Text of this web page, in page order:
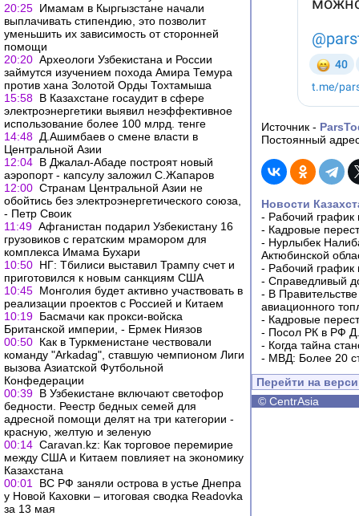
20:25 Имамам в Кыргызстане начали
выплачивать стипендию, это позволит
уменьшить их зависимость от сторонней
помощи
20:20 Археологи Узбекистана и России
займутся изучением похода Амира Темура
против хана Золотой Орды Тохтамыша
15:58 В Казахстане госаудит в сфере
электроэнергетики выявил неэффективное
использование более 100 млрд. тенге
14:48 Д.Ашимбаев о смене власти в
Центральной Азии
12:04 В Джалал-Абаде построят новый
аэропорт - капсулу заложил С.Жапаров
12:00 Странам Центральной Азии не
обойтись без электроэнергетического союза,
- Петр Своик
11:49 Афганистан подарил Узбекистану 16
грузовиков с гератским мрамором для
комплекса Имама Бухари
10:50 НГ: Тбилиси выставил Трампу счет и
приготовился к новым санкциям США
10:45 Монголия будет активно участвовать в
реализации проектов с Россией и Китаем
10:19 Басмачи как прокси-войска
Британской империи, - Ермек Ниязов
00:50 Как в Туркменистане чествовали
команду "Arkadag", ставшую чемпионом Лиги
вызова Азиатской Футбольной
Конфедерации
00:39 В Узбекистане включают светофор
бедности. Реестр бедных семей для
адресной помощи делят на три категории -
красную, желтую и зеленую
00:14 Caravan.kz: Как торговое перемирие
между США и Китаем повлияет на экономику
Казахстана
00:01
ВС РФ заняли острова в устье Днепра
у Новой Каховки – итоговая сводка Readovka
за 13 мая
Источник -
Постоянный
Новости
- Рабочий график
- Кадровые
- Нурлыбек
Актюбинской
- Рабочий график
- Справедливый
- В
авиационного
- Кадровые
- Посол РК в РФ
- Когда тайна
- МВД: Более 20
Перейти на
© CentrAsia